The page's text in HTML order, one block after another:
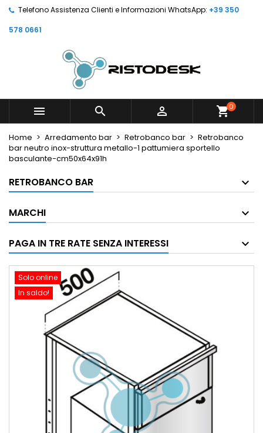
Telefono Assistenza Clienti e Informazioni WhatsApp: +39 350
578 0661
   shopping_cart0
Home Arredamento bar Retrobanco bar
Retrobanco
bar neutro inox-struttura metallo-1 pattumiera sportello
basculante-cm50x64x91h
RETROBANCO BAR
MARCHI
PAGA IN TRE RATE SENZA INTERESSI
Solo online
In saldo!